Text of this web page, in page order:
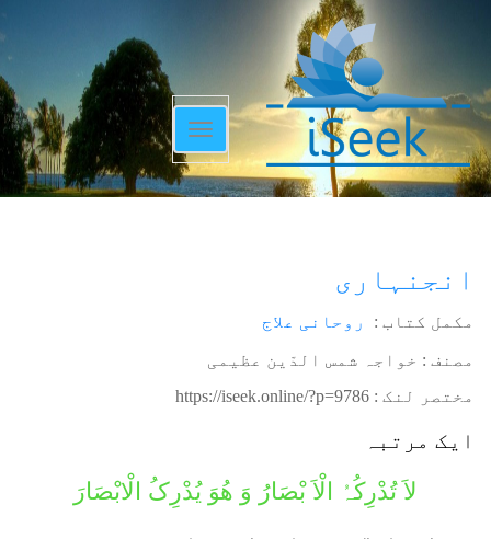
Toggle
navigation
انجنہاری
مکمل کتاب : روحانی علاج
مصنف : خواجہ شمس الدّین عظیمی
مختصر لنک : https://iseek.online/?p=9786
ایک مرتبہ
لاَ تُدْرِکُہُ الْاَ بْصَارُ وَ ھُوَ یُدْرِکُ الْابْصَارَ